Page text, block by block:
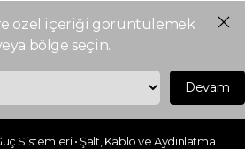
özel içeriği görüntülemek
bölge seçin.
Devam
Sistemleri • Şalt, Kablo ve Aydınlatma